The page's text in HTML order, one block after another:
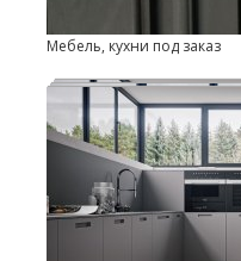
Мебель, кухни под заказ